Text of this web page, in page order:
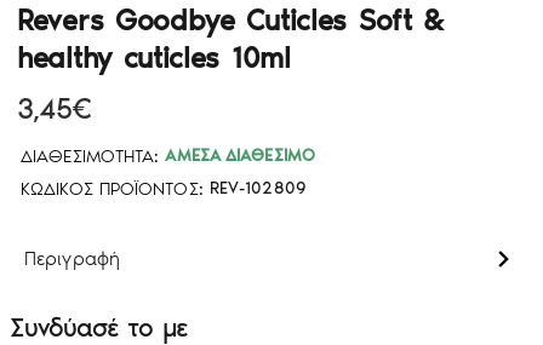
Revers Goodbye Cuticles Soft &
healthy cuticles 10ml
ΔΙΑΘΕΣΙΜΌΤΗΤΑ: ΆΜΕΣΑ ΔΙΑΘΈΣΙΜΟ
ΚΩΔΙΚΌΣ ΠΡΟΪΌΝΤΟΣ: REV-102809
3,45€
Περιγραφή
Συνδύασέ το με